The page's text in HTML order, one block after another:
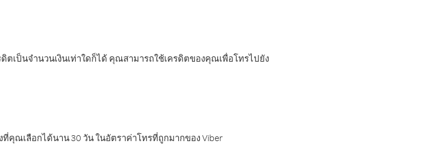
ตเป็นจำนวนเงินเท่าใดก็ได้ คุณสามารถใช้เครดิตของคุณเพื่อโทรไปยัง
คุณเลือกได้นาน 30 วัน ในอัตราค่าโทรที่ถูกมากของ Viber